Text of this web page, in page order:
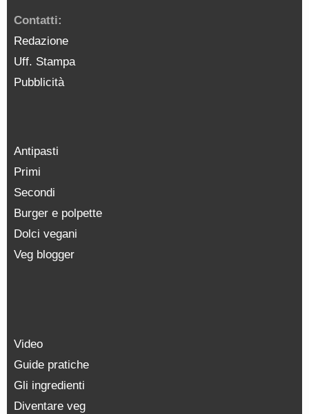
Contatti:
Redazione
Uff. Stampa
Pubblicità
Antipasti
Primi
Secondi
Burger e polpette
Dolci vegani
Veg blogger
Video
Guide pratiche
Gli ingredienti
Diventare veg